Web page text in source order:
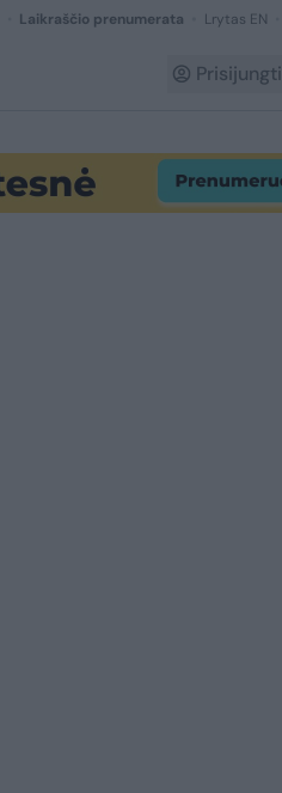
Laikraščio prenumerata Lrytas EN
Prisijungti